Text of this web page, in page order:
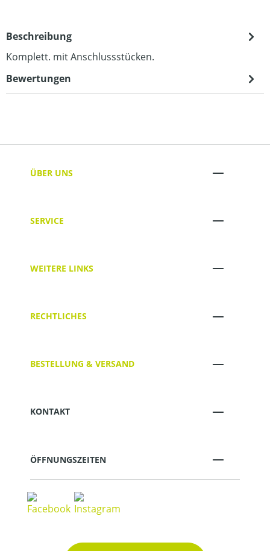
Beschreibung
Komplett. mit Anschlussstücken.
Bewertungen
ÜBER UNS
SERVICE
WEITERE LINKS
RECHTLICHES
BESTELLUNG & VERSAND
KONTAKT
ÖFFNUNGSZEITEN